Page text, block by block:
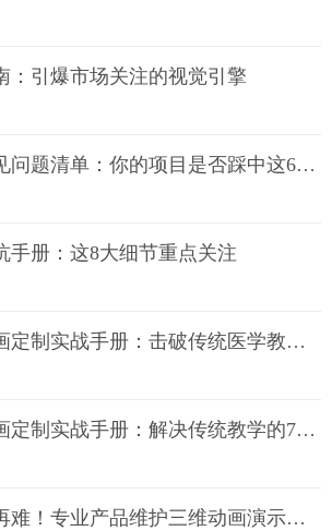
：引爆市场关注的视觉引擎
三维动画制作常见问题清单：你的项目是否踩中这6大技术雷区？
手册：这8大细节重点关注
医疗教育仿真动画定制实战手册：击破传统医学教育7大痛点
医疗教育仿真动画定制实战手册：解决传统教学的7大痛点
设备维护维修不再难！专业产品维护三维动画演示定制指南